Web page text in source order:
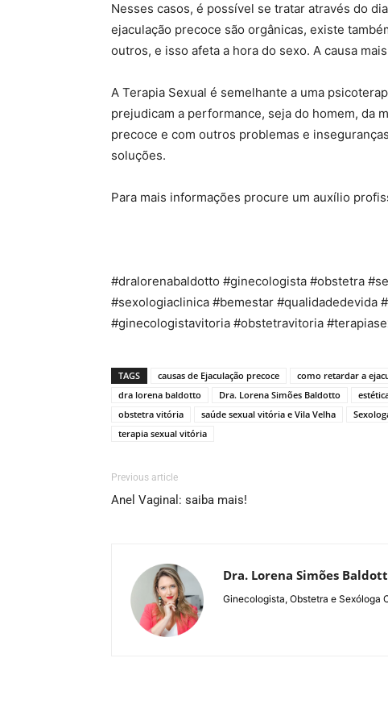
Nesses casos, é possível se tratar através do
ejaculação precoce são orgânicas, existe
outros, e isso afeta a hora do sexo. A causa
A Terapia Sexual é semelhante a uma
prejudicam a performance, seja do homem, da
precoce e com outros problemas e
soluções.
Para mais informações procure um auxílio
#dralorenabaldotto #ginecologista #obstetra
#sexologiaclinica #bemestar #qualidadedevida
#ginecologistavitoria #obstetravitoria
TAGS causas de Ejaculação precoce como retardar a
dra lorena baldotto
Dra. Lorena Simões Baldotto
obstetra vitória
saúde sexual vitória e Vila Velha
terapia sexual vitória
Previous article
Anel Vaginal: saiba mais!
Dra. Lorena Simões
Ginecologista, Obstetra e Sexóloga